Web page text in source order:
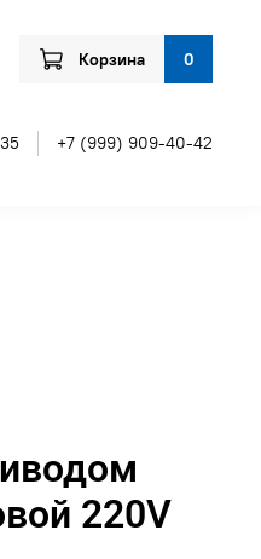
Корзина 0
+7 (999) 909-40-42
220V